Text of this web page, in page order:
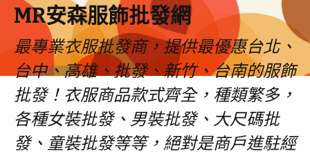
MR安森服飾批發網
最專業衣服批發商，提供最優惠台北、
台中、高雄、批發、新竹、台南的服飾
批發！衣服商品款式齊全，種類繁多，
各種女裝批發、男裝批發、大尺碼批
發、童裝批發等等，絕對是商戶進駐經